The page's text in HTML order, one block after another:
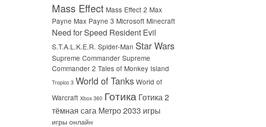
Mass Effect Mass Effect 2 Max
Payne Max Payne 3 Microsoft Minecraft
Need for Speed Resident Evil
S.T.A.L.K.E.R. Spider-Man Star Wars
Supreme Commander Supreme
Commander 2 Tales of Monkey Island
Tropico 3 World of Tanks World of
Warcraft Xbox 360 Готика Готика 2
тёмная сага Метро 2033 игры
игры онлайн